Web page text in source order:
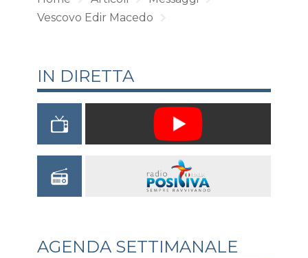
Vescovo Edir Macedo
IN DIRETTA
AGENDA SETTIMANALE